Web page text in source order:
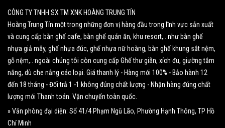
CÔNG TY TNHH SX TM XNK HOÀNG TRUNG TÍN
Hoàng Trung Tín một trong những đơn vị hàng đầu trong lĩnh vực sản xuất
và cung cấp bàn ghế cafe, bàn ghế quán ăn, khu resort,.. như bàn ghế
nhựa giả mây, ghế nhựa đúc, ghế nhựa nữ hoàng, bàn ghế khung sắt nệm,
gỗ nệm,.. ngoài chúng tôi còn cung cấp Ghế thư giãn, xích đu, giường tắm
nắng, dù che nắng các loại. Giá thanh lý - Hàng mới 100% - Bảo hành 12
đến 18 tháng - Đổi trả 1 -1 không đúng chất lượng - Nhận hàng đúng chất
lượng mới Thanh toán. Vận chuyển toàn quốc.
» Văn phòng đại diện: Số 41/4 Phạm Ngũ Lão, Phường Hạnh Thông, TP Hồ
Chí Minh